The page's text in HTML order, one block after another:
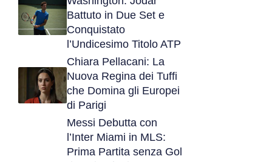
Battuto in Due Set e
Conquistato
l’Undicesimo Titolo ATP
Chiara Pellacani: La
Nuova Regina dei Tuffi
che Domina gli Europei
di Parigi
Messi Debutta con
l’Inter Miami in MLS:
Prima Partita senza Gol